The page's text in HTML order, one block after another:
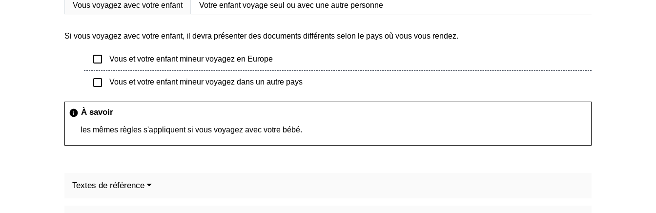
Vous voyagez avec votre enfant Votre enfant voyage seul ou avec une autre personne
Si vous voyagez avec votre enfant, il devra présenter des documents différents selon le pays où vous vous rendez.
check_box_outline_blank Vous et votre enfant mineur voyagez en Europe
check_box_outline_blank Vous et votre enfant mineur voyagez dans un autre pays
info À savoir
les mêmes règles s'appliquent si vous voyagez avec votre bébé.
Textes de référence